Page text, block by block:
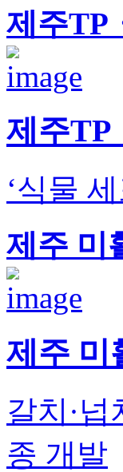
제주TP
제주TP
‘식물
제주 미
제주 미
갈치·
종 개발